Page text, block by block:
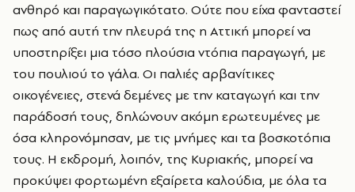
ανθηρό και παραγωγικότατο. Ούτε που είχα φανταστεί
πως από αυτή την πλευρά της η Αττική μπορεί να
υποστηρίξει μια τόσο πλούσια ντόπια παραγωγή, με
του πουλιού το γάλα. Οι παλιές αρβανίτικες
οικογένειες, στενά δεμένες με την καταγωγή και την
παράδοσή τους, δηλώνουν ακόμη ερωτευμένες με
όσα κληρονόμησαν, με τις μνήμες και τα βοσκοτόπια
τους. Η εκδρομή, λοιπόν, της Κυριακής, μπορεί να
προκύψει φορτωμένη εξαίρετα καλούδια, με όλα τα